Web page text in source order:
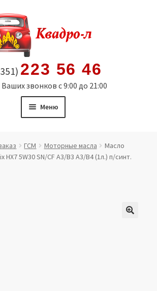
223 56 46
звонков с 9:00 до 21:00
Меню
обработки персональных
ГСМ Моторные масла
Масло
HX7 5W30 SN/CF A3/B3 A3/B4 (1л.) п/синт.